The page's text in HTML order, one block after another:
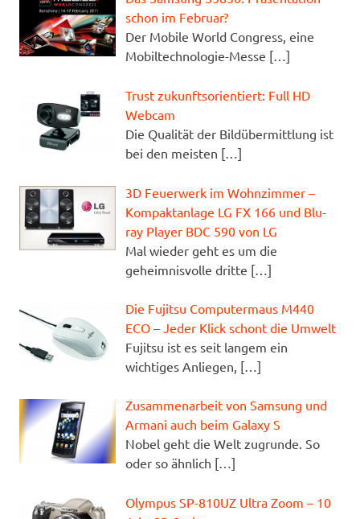
schon im Februar?
Der Mobile World Congress, eine
Mobiltechnologie-Messe […]
Trust zukunftsorientiert: Full HD
Webcam
Die Qualität der Bildübermittlung ist
bei den meisten […]
3D Feuerwerk im Wohnzimmer –
Kompaktanlage LG FX 166 und Blu-
ray Player BDC 590 von LG
Mal wieder geht es um die
geheimnisvolle dritte […]
Die Fujitsu Computermaus M440
ECO – Jeder Klick schont die Umwelt
Fujitsu ist es seit langem ein
wichtiges Anliegen, […]
Zusammenarbeit von Samsung und
Armani auch beim Galaxy S
Nobel geht die Welt zugrunde. So
oder so ähnlich […]
Olympus SP-810UZ Ultra Zoom – 10